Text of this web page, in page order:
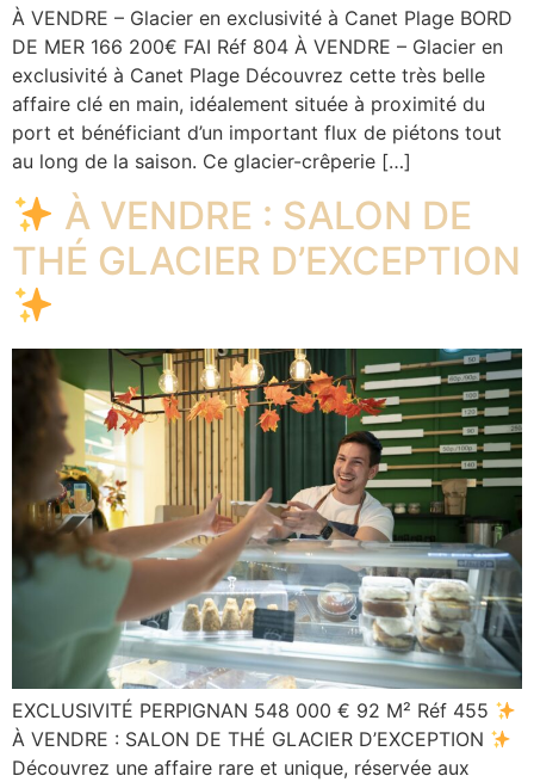
À VENDRE – Glacier en exclusivité à Canet Plage BORD
DE MER 166 200€ FAI Réf 804 À VENDRE – Glacier en
exclusivité à Canet Plage Découvrez cette très belle
affaire clé en main, idéalement située à proximité du
port et bénéficiant d’un important flux de piétons tout
au long de la saison. Ce glacier-crêperie […]
À VENDRE : SALON DE
THÉ GLACIER D’EXCEPTION
EXCLUSIVITÉ PERPIGNAN 548 000 € 92 M² Réf 455
À VENDRE : SALON DE THÉ GLACIER D’EXCEPTION
Découvrez une affaire rare et unique, réservée aux